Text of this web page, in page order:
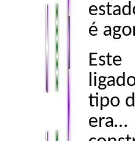
é
Este
tipo
era…